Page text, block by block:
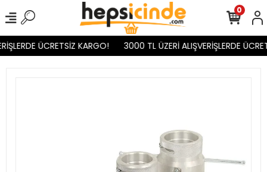
ÜCRETSİZ KARGO! 3000 TL ÜZERİ ALIŞVERİŞLERDE
0